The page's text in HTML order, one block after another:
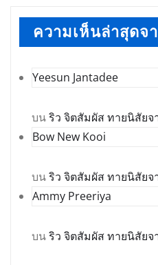
ความเห็นล่าสุดจ
Yeesun Jantadee
บนริว จิตสัมผัส ทายนิสัยจ
Bow New Kooi
บนริว จิตสัมผัส ทายนิสัยจ
Ammy Preeriya
บนริว จิตสัมผัส ทายนิสัยจ